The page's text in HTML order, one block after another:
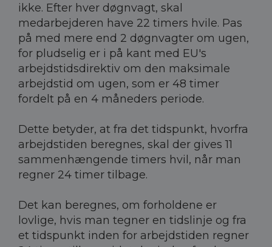
ikke. Efter hver døgnvagt, skal
medarbejderen have 22 timers hvile. Pas
på med mere end 2 døgnvagter om ugen,
for pludselig er i på kant med EU's
arbejdstidsdirektiv om den maksimale
arbejdstid om ugen, som er 48 timer
fordelt på en 4 måneders periode.
Dette betyder, at fra det tidspunkt, hvorfra
arbejdstiden beregnes, skal der gives 11
sammenhængende timers hvil, når man
regner 24 timer tilbage.
Det kan beregnes, om forholdene er
lovlige, hvis man tegner en tidslinje og fra
et tidspunkt inden for arbejdstiden regner